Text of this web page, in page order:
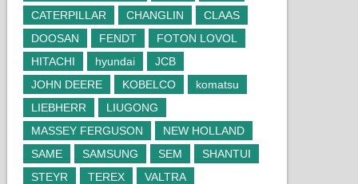
CATERPILLAR
CHANGLIN
CLAAS
DOOSAN
FENDT
FOTON LOVOL
HITACHI
hyundai
JCB
JOHN DEERE
KOBELCO
komatsu
LIEBHERR
LIUGONG
MASSEY FERGUSON
NEW HOLLAND
SAME
SAMSUNG SEM
SHANTUI
STEYR
TEREX
VALTRA